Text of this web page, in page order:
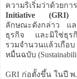
ความริเริ่มว่าด้วยก
Initiative (GRI)ไ
ลักษณะดังกล่าว แล
ธุรกิจ และมิใช่ธุรกิ
รวมจำนวนแล้วเกื
หมื่นฉบับ
GRI ก่อตั้งขึ้น ในปี พ